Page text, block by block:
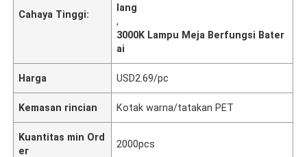
Cahaya Tinggi:
lang
,
3000K Lampu Meja Berfungsi Bater
ai
Harga USD2.69/pc
Kemasan rincian Kotak warna/tatakan PET
Kuantitas min Ord
er
2000pcs